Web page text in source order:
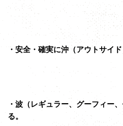
・安全・確実に沖（アウトサイ
・波（レギュラー、グーフィー
る。